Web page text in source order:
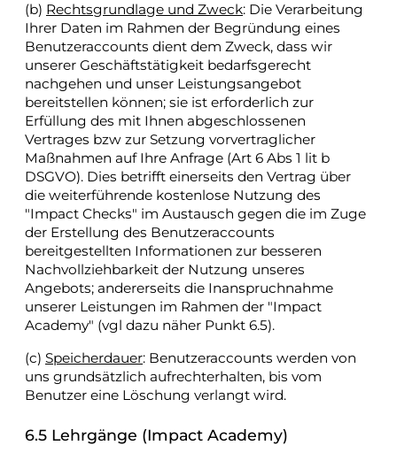
(b) Rechtsgrundlage und Zweck: Die Verarbeitung
Ihrer Daten im Rahmen der Begründung eines
Benutzeraccounts dient dem Zweck, dass wir
unserer Geschäftstätigkeit bedarfsgerecht
nachgehen und unser Leistungsangebot
bereitstellen können; sie ist erforderlich zur
Erfüllung des mit Ihnen abgeschlossenen
Vertrages bzw zur Setzung vorvertraglicher
Maßnahmen auf Ihre Anfrage (Art 6 Abs 1 lit b
DSGVO). Dies betrifft einerseits den Vertrag über
die weiterführende kostenlose Nutzung des
"Impact Checks" im Austausch gegen die im Zuge
der Erstellung des Benutzeraccounts
bereitgestellten Informationen zur besseren
Nachvollziehbarkeit der Nutzung unseres
Angebots; andererseits die Inanspruchnahme
unserer Leistungen im Rahmen der "Impact
Academy" (vgl dazu näher Punkt 6.5).
(c) Speicherdauer: Benutzeraccounts werden von
uns grundsätzlich aufrechterhalten, bis vom
Benutzer eine Löschung verlangt wird.
6.5 Lehrgänge (Impact Academy)